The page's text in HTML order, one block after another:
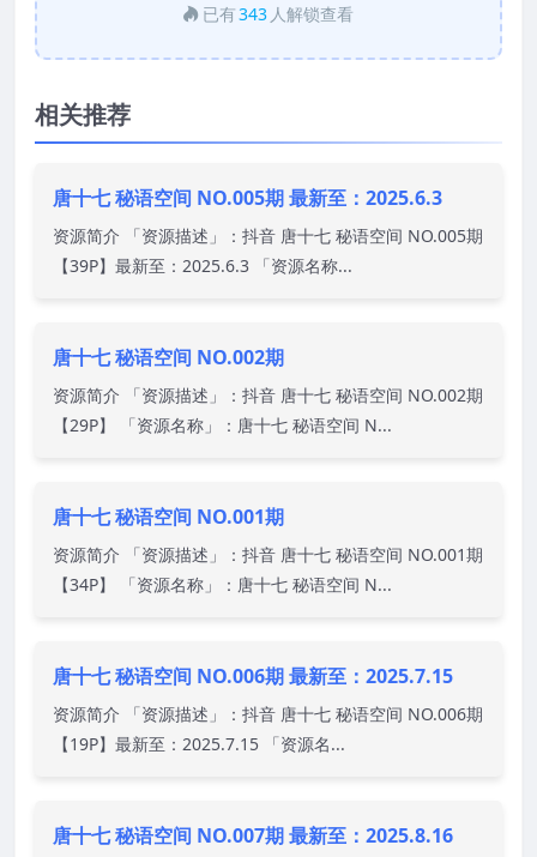
已有343 人解锁查看
相关推荐
唐十七 秘语空间 NO.005期 最新至：2025.6.3
资源简介 「资源描述」：抖音 唐十七 秘语空间 NO.005期
【39P】最新至：2025.6.3 「资源名称...
唐十七 秘语空间 NO.002期
资源简介 「资源描述」：抖音 唐十七 秘语空间 NO.002期
【29P】 「资源名称」：唐十七 秘语空间 N...
唐十七 秘语空间 NO.001期
资源简介 「资源描述」：抖音 唐十七 秘语空间 NO.001期
【34P】 「资源名称」：唐十七 秘语空间 N...
唐十七 秘语空间 NO.006期 最新至：2025.7.15
资源简介 「资源描述」：抖音 唐十七 秘语空间 NO.006期
【19P】最新至：2025.7.15 「资源名...
唐十七 秘语空间 NO.007期 最新至：2025.8.16